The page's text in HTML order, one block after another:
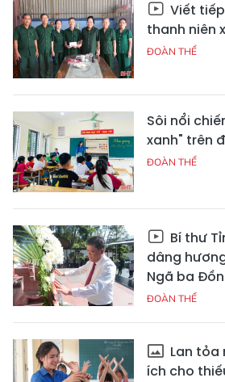
Viết
thanh niên
ĐOÀN THỂ
Sôi nổi
xanh" trên
ĐOÀN THỂ
Bí thư
dâng
Ngã ba
ĐOÀN THỂ
Lan tỏa
ích cho